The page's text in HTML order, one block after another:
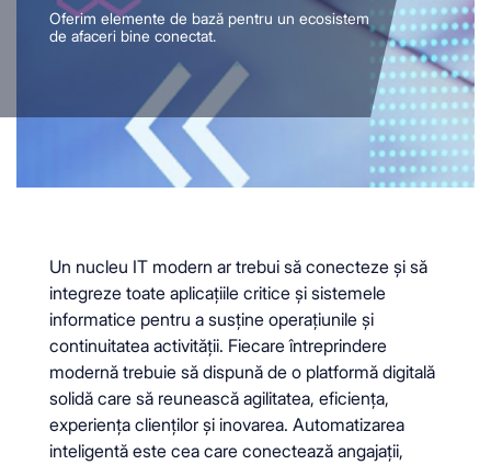
Oferim elemente de bază pentru un ecosistem
de afaceri bine conectat.
Un nucleu IT modern ar trebui să conecteze și să
integreze toate aplicațiile critice și sistemele
informatice pentru a susține operațiunile și
continuitatea activității. Fiecare întreprindere
modernă trebuie să dispună de o platformă digitală
solidă care să reunească agilitatea, eficiența,
experiența clienților și inovarea. Automatizarea
inteligentă este cea care conectează angajații,